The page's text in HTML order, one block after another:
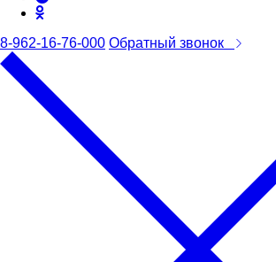
8-962-16-76-000 Обратный звонок